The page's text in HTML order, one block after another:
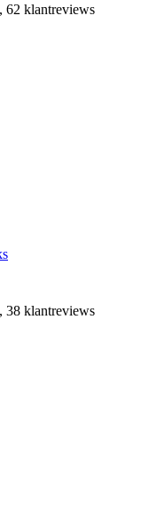
62 klantreviews
38 klantreviews